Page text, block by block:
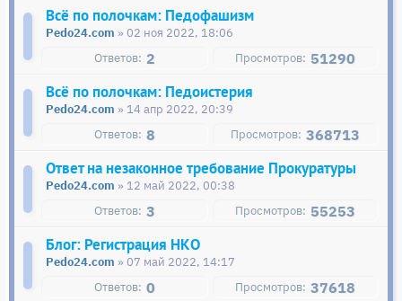
Всё по полочкам: Педофашизм
Pedo24.com » 02 ноя 2022, 18:06
2 51290
Всё по полочкам: Педоистерия
Pedo24.com » 14 апр 2022, 20:39
8 368713
Ответ на незаконное требование Прокуратуры
Pedo24.com » 12 май 2022, 00:38
3 55253
Блог: Регистрация НКО
Pedo24.com » 07 май 2022, 14:17
0 37618